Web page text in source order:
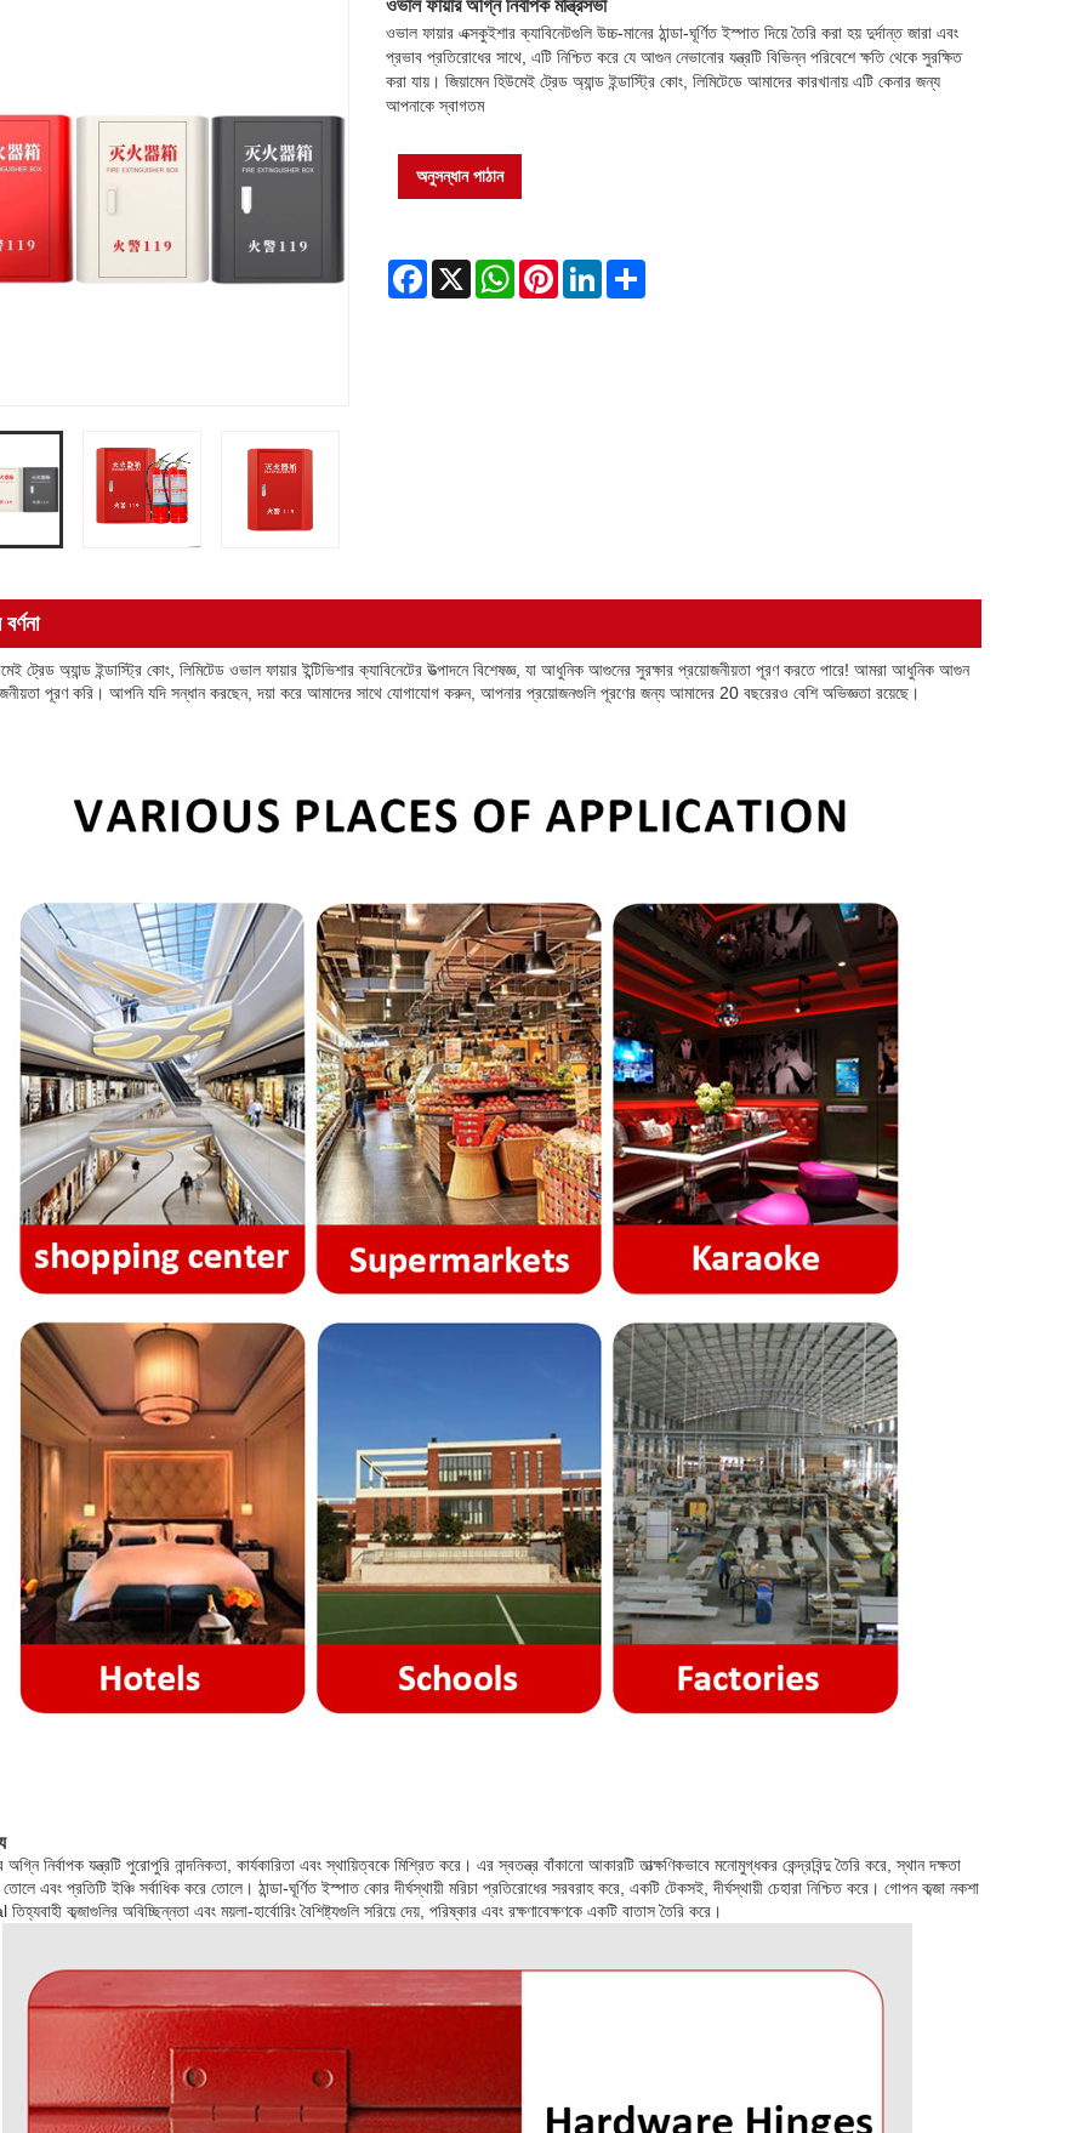
ওভাল ফায়ার অগ্নি নির্বাপক মন্ত্রিসভা
ওভাল ফায়ার এক্সকুইশার ক্যাবিনেটগুলি উচ্চ-মানের ঠান্ডা-ঘূর্ণিত ইস্পাত দিয়ে তৈরি করা হয় দুর্দান্ত জারা এবং
প্রভাব প্রতিরোধের সাথে, এটি নিশ্চিত করে যে আগুন নেভানোর যন্ত্রটি বিভিন্ন পরিবেশে ক্ষতি থেকে সুরক্ষিত
করা যায়। জিয়ামেন হিউমেই ট্রেড অ্যান্ড ইন্ডাস্ট্রি কোং, লিমিটেডে আমাদের কারখানায় এটি কেনার জন্য
আপনাকে স্বাগতম
অনুসন্ধান পাঠান
Facebook
X WhatsAppPinterestLinkedInShare
ট্রেড অ্যান্ড ইন্ডাস্ট্রি কোং, লিমিটেড ওভাল ফায়ার ইন্টিভিশার ক্যাবিনেটের উত্পাদনে বিশেষজ্ঞ, যা আধুনিক আগুনের সুরক্ষার প্রয়োজনীয়তা পূরণ করতে পারে! আমরা আধুনিক আগুন
পূরণ করি। আপনি যদি সন্ধান করছেন, দয়া করে আমাদের সাথে যোগাযোগ করুন, আপনার প্রয়োজনগুলি পূরণের জন্য আমাদের 20 বছরেরও বেশি অভিজ্ঞতা রয়েছে।
অগ্নি নির্বাপক যন্ত্রটি পুরোপুরি নান্দনিকতা, কার্যকারিতা এবং স্থায়িত্বকে মিশ্রিত করে। এর স্বতন্ত্র বাঁকানো আকারটি তাত্ক্ষণিকভাবে মনোমুগ্ধকর কেন্দ্রবিন্দু তৈরি করে, স্থান দক্ষতা
তোলে এবং প্রতিটি ইঞ্চি সর্বাধিক করে তোলে। ঠান্ডা-ঘূর্ণিত ইস্পাত কোর দীর্ঘস্থায়ী মরিচা প্রতিরোধের সরবরাহ করে, একটি টেকসই, দীর্ঘস্থায়ী চেহারা নিশ্চিত করে। গোপন কব্জা নকশা
কব্জাগুলির অবিচ্ছিন্নতা এবং ময়লা-হার্বোরিং বৈশিষ্ট্যগুলি সরিয়ে দেয়, পরিষ্কার এবং রক্ষণাবেক্ষণকে একটি বাতাস তৈরি করে।